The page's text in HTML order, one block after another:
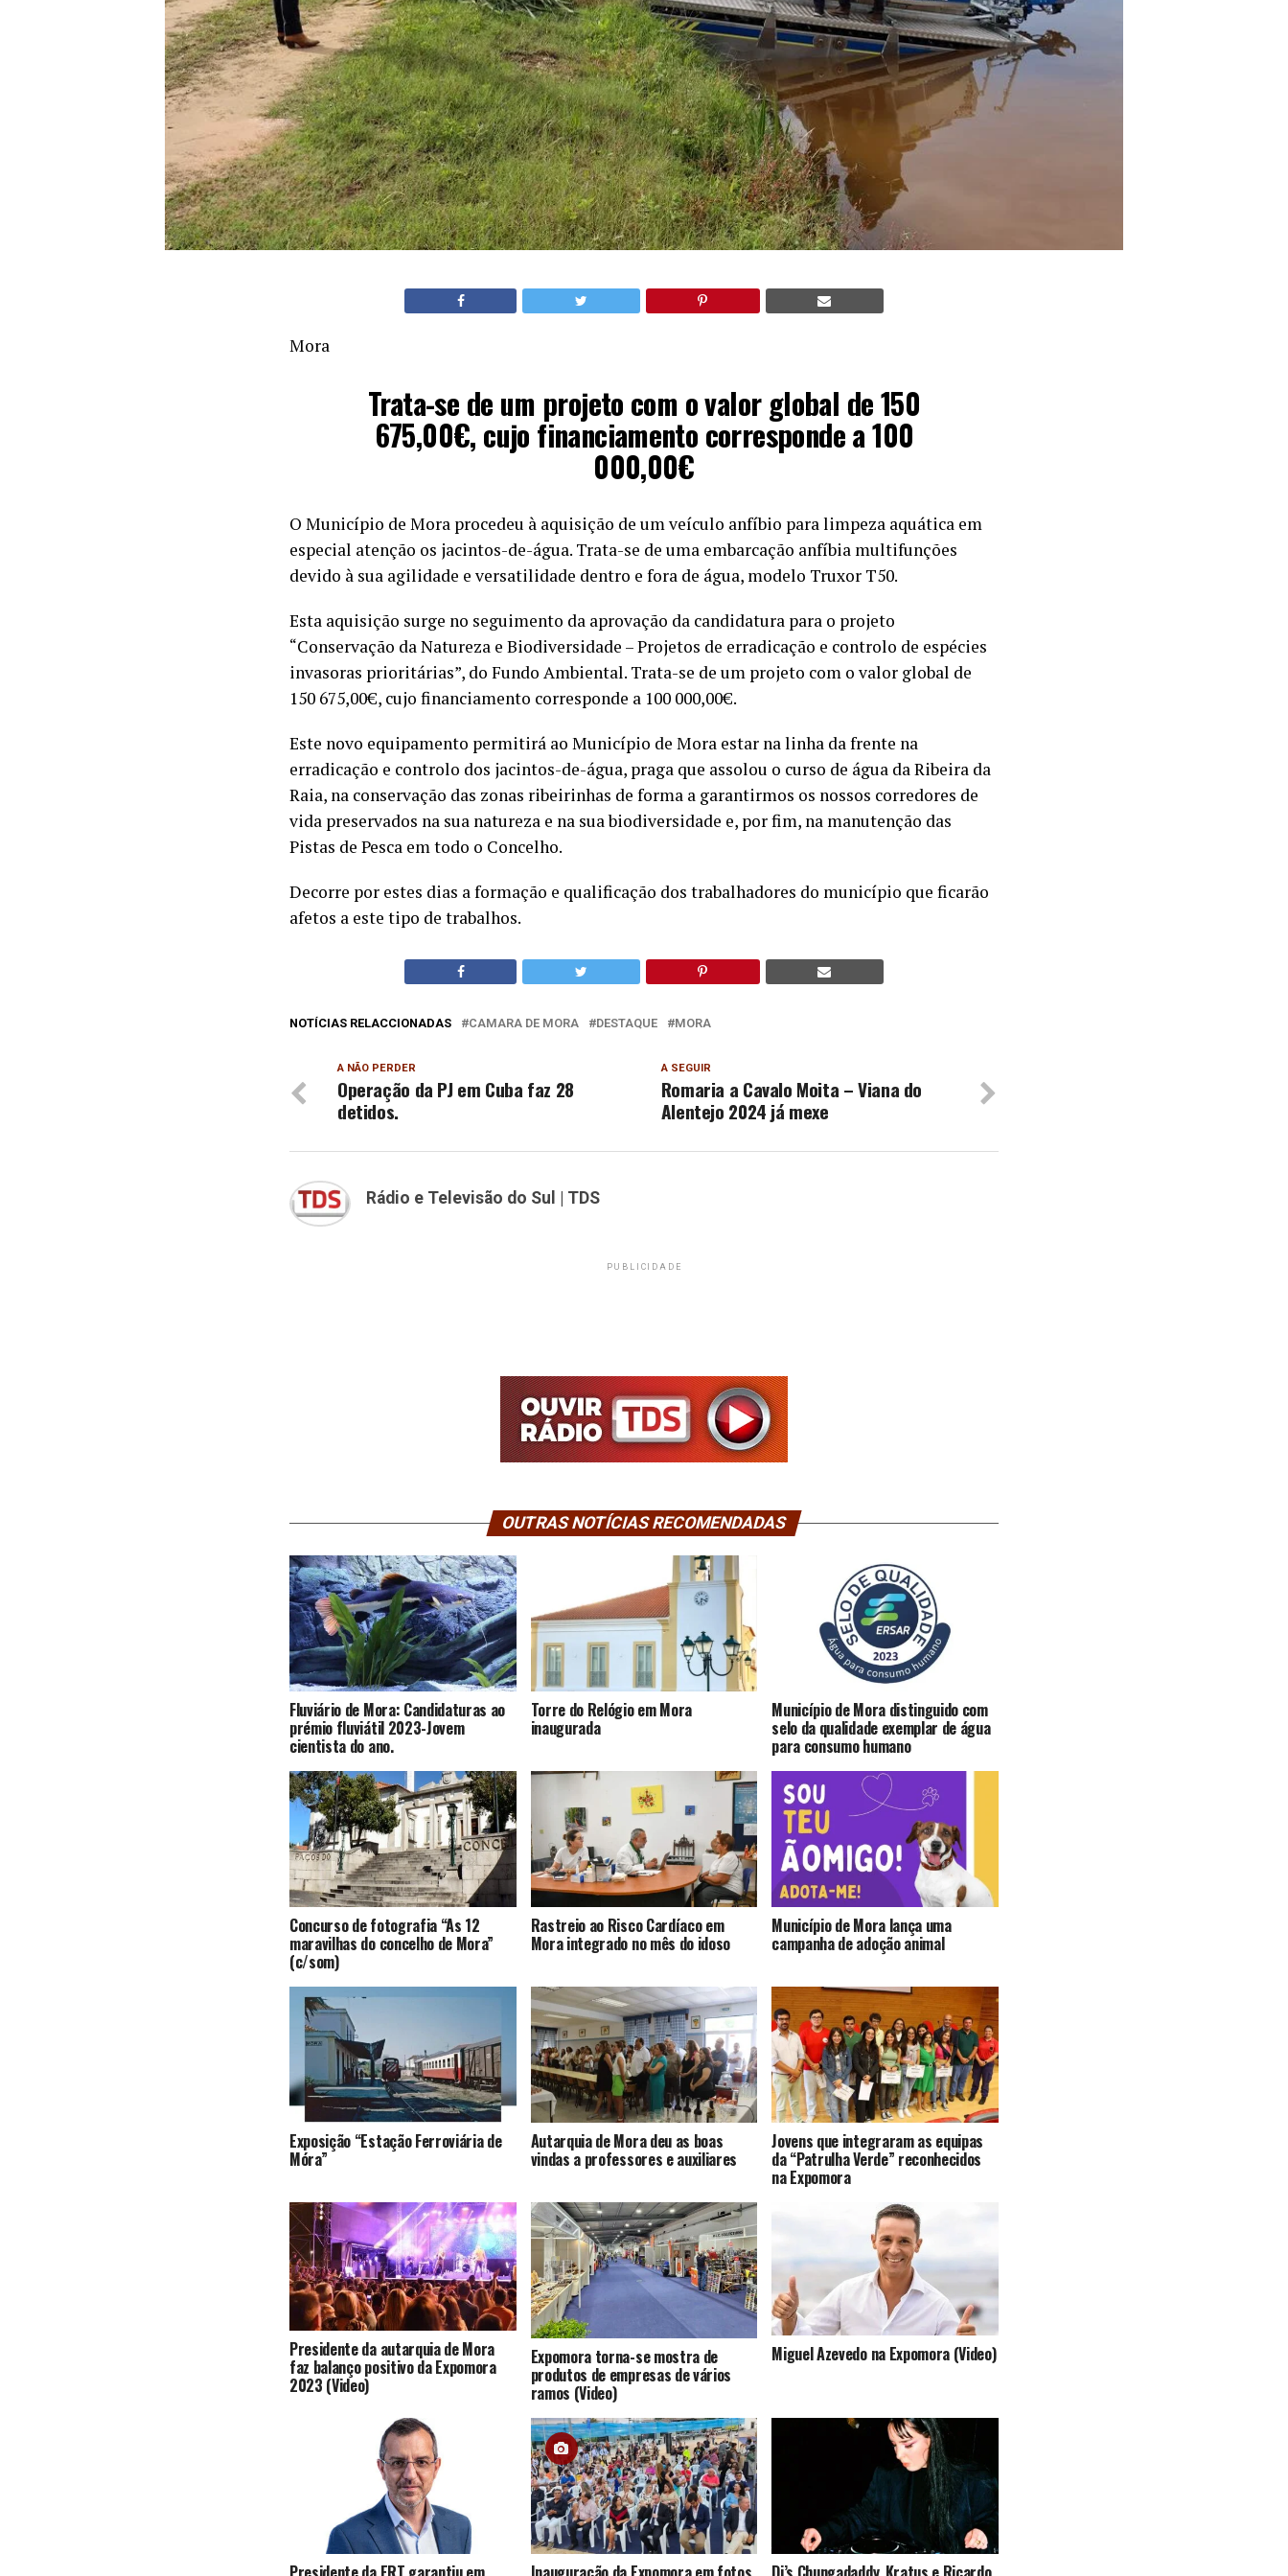
Mora
Trata-se de um projeto com o valor global de 150
675,00€, cujo financiamento corresponde a 100
000,00€
O Município de Mora procedeu à aquisição de um veículo anfíbio para limpeza aquática em
especial atenção os jacintos-de-água. Trata-se de uma embarcação anfíbia multifunções
devido à sua agilidade e versatilidade dentro e fora de água, modelo Truxor T50.
Esta aquisição surge no seguimento da aprovação da candidatura para o projeto
“Conservação da Natureza e Biodiversidade – Projetos de erradicação e controlo de espécies
invasoras prioritárias”, do Fundo Ambiental. Trata-se de um projeto com o valor global de
150 675,00€, cujo financiamento corresponde a 100 000,00€.
Este novo equipamento permitirá ao Município de Mora estar na linha da frente na
erradicação e controlo dos jacintos-de-água, praga que assolou o curso de água da Ribeira da
Raia, na conservação das zonas ribeirinhas de forma a garantirmos os nossos corredores de
vida preservados na sua natureza e na sua biodiversidade e, por fim, na manutenção das
Pistas de Pesca em todo o Concelho.
Decorre por estes dias a formação e qualificação dos trabalhadores do município que ficarão
afetos a este tipo de trabalhos.
NOTÍCIAS RELACCIONADAS CAMARA DE MORA DESTAQUE MORA
A SEGUIR
Romaria a Cavalo Moita – Viana do
Alentejo 2024 já mexe
A NÃO PERDER
Operação da PJ em Cuba faz 28
detidos.
Rádio e Televisão do Sul | TDS
PUBLICIDADE
OUTRAS NOTÍCIAS RECOMENDADAS
Fluviário de Mora: Candidaturas ao
prémio fluviátil 2023-Jovem
cientista do ano.
Torre do Relógio em Mora
inaugurada
Município de Mora distinguido com
selo da qualidade exemplar de água
para consumo humano
Concurso de fotografia “As 12
maravilhas do concelho de Mora”
(c/som)
Rastreio ao Risco Cardíaco em
Mora integrado no mês do idoso
Município de Mora lança uma
campanha de adoção animal
Exposição “Estação Ferroviária de
Móra”
Autarquia de Mora deu as boas
vindas a professores e auxiliares
Jovens que integraram as equipas
da “Patrulha Verde” reconhecidos
na Expomora
Presidente da autarquia de Mora
faz balanço positivo da Expomora
2023 (Video)
Expomora torna-se mostra de
produtos de empresas de vários
ramos (Video)
Miguel Azevedo na Expomora (Video)